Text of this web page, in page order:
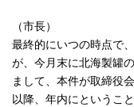
（市長）
最終的にいつの時点で
が、今月末に北海製罐
まして、本件が取締役
以降、年内にというこ